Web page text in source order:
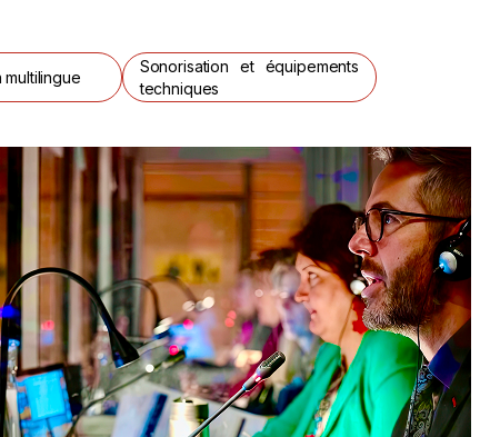
Sonorisation et équipements
techniques